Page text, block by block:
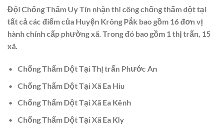
Đội Chống Thấm Uy Tín nhận thi công chống thấm dột tại
tất cả các điểm của Huyện Krông Pắk bao gồm 16 đơn vị
hành chính cấp phường xã. Trong đó bao gồm 1 thị trấn, 15
xã.
Chống Thấm Dột Tại Thị trấn Phước An
Chống Thấm Dột Tại Xã Ea Hiu
Chống Thấm Dột Tại Xã Ea Kênh
Chống Thấm Dột Tại Xã Ea Kly